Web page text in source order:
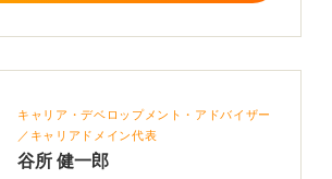
キャリア・デベロップメント・アドバイザー
／キャリアドメイン代表
谷所 健一郎